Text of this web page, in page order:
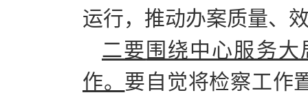
运行，推动办案质量、
二要 围绕中心服务
作。 要自觉将检察工作